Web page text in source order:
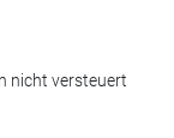
nicht versteuert